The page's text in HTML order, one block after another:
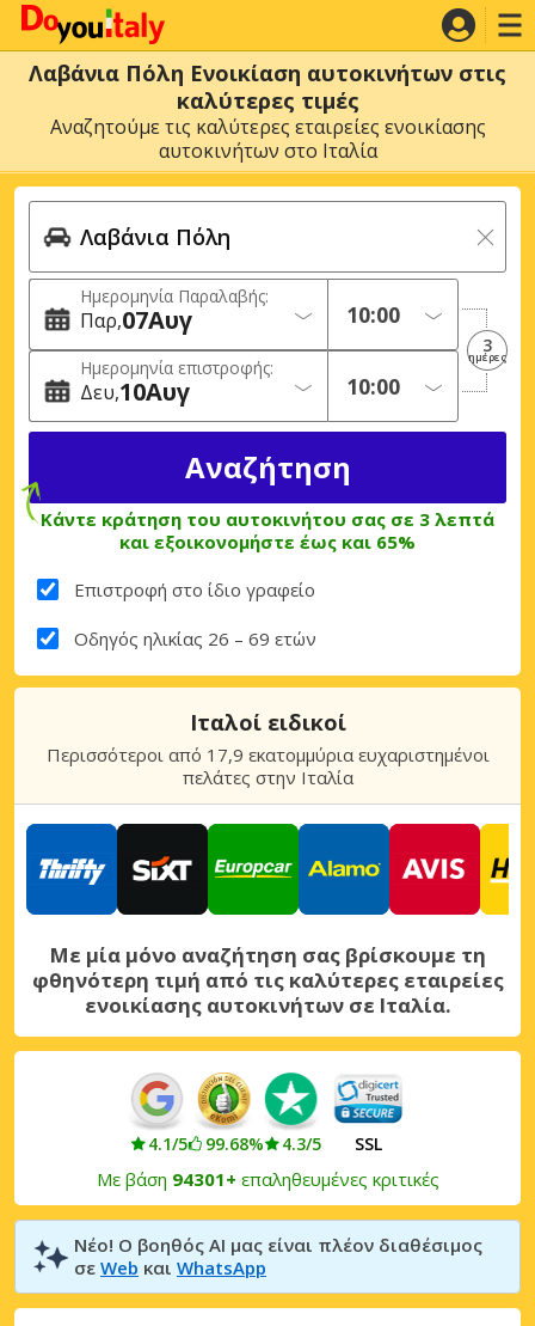
Λαβάνια Πόλη Ενοικίαση αυτοκινήτων στις
καλύτερες τιμές
Αναζητούμε τις καλύτερες εταιρείες ενοικίασης
αυτοκινήτων στο Ιταλία
Ημερομηνία Παραλαβής:
Παρ 07Αυγ
Ημερομηνία επιστροφής:
Δευ 10Αυγ
3
ημέρες
Κάντε κράτηση του αυτοκινήτου σας σε 3 λεπτά
και εξοικονομήστε έως και 65%
Επιστροφή στο ίδιο γραφείο
Οδηγός ηλικίας 26 – 69 ετών
Ιταλοί ειδικοί
Περισσότεροι από 17,9 εκατομμύρια ευχαριστημένοι
πελάτες στην Ιταλία
Με μία μόνο αναζήτηση σας βρίσκουμε τη
φθηνότερη τιμή από τις καλύτερες εταιρείες
ενοικίασης αυτοκινήτων σε Ιταλία.
4.1/5 99.68% 4.3/5 SSL
Με βάση 94301+ επαληθευμένες κριτικές
Νέο! Ο βοηθός AI μας είναι πλέον διαθέσιμος
σε Web και WhatsApp